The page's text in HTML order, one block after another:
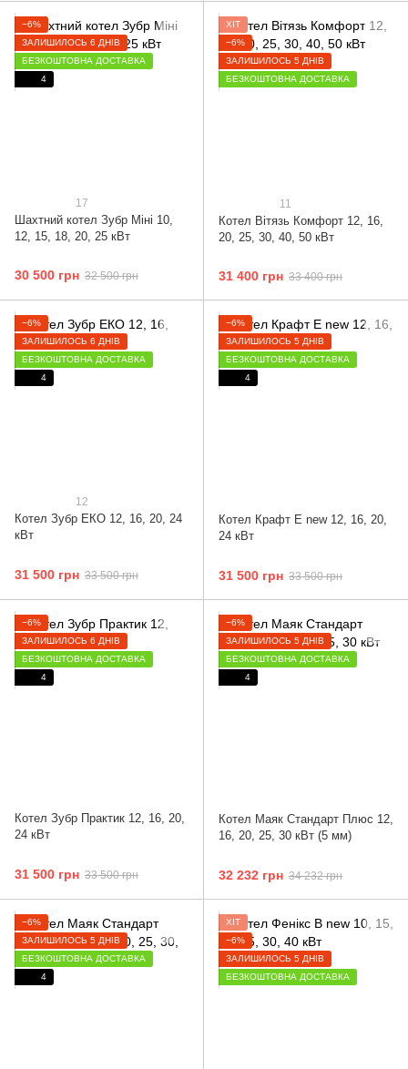
−6%
ЗАЛИШИЛОСЬ 6 ДНІВ
БЕЗКОШТОВНА ДОСТАВКА
4
17
Шахтний котел Зубр Міні 10,
12, 15, 18, 20, 25 кВт
30 500 грн 32 500 грн
ХІТ
−6%
ЗАЛИШИЛОСЬ 5 ДНІВ
БЕЗКОШТОВНА ДОСТАВКА
11
Котел Вітязь Комфорт 12, 16,
20, 25, 30, 40, 50 кВт
31 400 грн 33 400 грн
−6%
ЗАЛИШИЛОСЬ 6 ДНІВ
БЕЗКОШТОВНА ДОСТАВКА
4
12
Котел Зубр ЕКО 12, 16, 20, 24
кВт
31 500 грн 33 500 грн
−6%
ЗАЛИШИЛОСЬ 5 ДНІВ
БЕЗКОШТОВНА ДОСТАВКА
4
Котел Крафт E new 12, 16, 20,
24 кВт
31 500 грн 33 500 грн
−6%
ЗАЛИШИЛОСЬ 6 ДНІВ
БЕЗКОШТОВНА ДОСТАВКА
4
Котел Зубр Практик 12, 16, 20,
24 кВт
31 500 грн 33 500 грн
−6%
ЗАЛИШИЛОСЬ 5 ДНІВ
БЕЗКОШТОВНА ДОСТАВКА
4
Котел Маяк Стандарт Плюс 12,
16, 20, 25, 30 кВт (5 мм)
32 232 грн 34 232 грн
−6%
ЗАЛИШИЛОСЬ 5 ДНІВ
БЕЗКОШТОВНА ДОСТАВКА
4
ХІТ
−6%
ЗАЛИШИЛОСЬ 5 ДНІВ
БЕЗКОШТОВНА ДОСТАВКА